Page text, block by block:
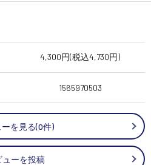
4,300円(税込4,730円)
1565970503
ーを見る(0件)
ューを投稿